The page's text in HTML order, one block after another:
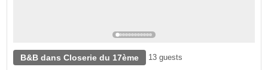
B&B dans Closerie du 17ème 13 guests